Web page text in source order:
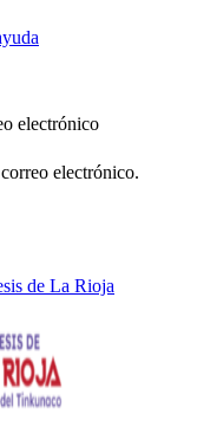
electrónico
electrónico.
de La Rioja